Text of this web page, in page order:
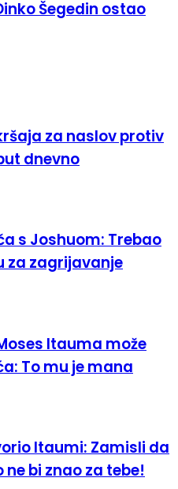
Šegedin ostao
za naslov protiv
dnevno
s Joshuom: Trebao
za zagrijavanje
Itauma može
To mu je mana
Itaumi: Zamisli da
bi znao za tebe!